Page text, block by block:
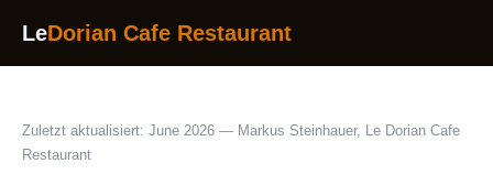
LeDorian Cafe Restaurant
Zuletzt aktualisiert: June 2026 — Markus Steinhauer, Le Dorian Cafe
Restaurant